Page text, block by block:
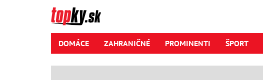
DOMÁCE ZAHRANIČNÉ PROMINENTI ŠPORT